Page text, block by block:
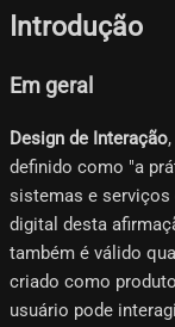
Introdução
Em geral
Design de Interação
definido como "a
sistemas e serviços
digital desta
também é válido
criado como
usuário pode